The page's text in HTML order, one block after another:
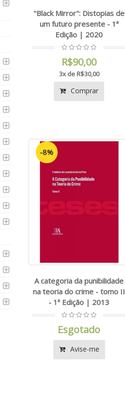
"Black Mirror": Distopias de
um futuro presente - 1ª
Edição | 2020
R$90,00
3x de R$30,00
Comprar
-8%
A categoria da punibilidade
na teoria do crime - tomo II
- 1ª Edição | 2013
Esgotado
Avise-me